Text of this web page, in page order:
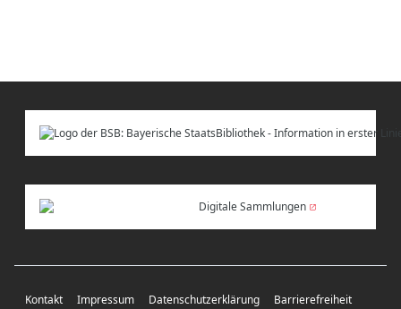
Digitale Sammlungen
Kontakt Impressum Datenschutzerklärung Barrierefreiheit